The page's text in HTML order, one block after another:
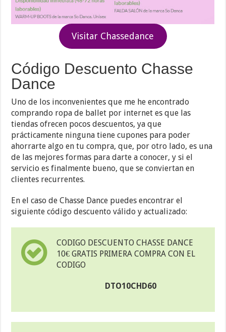
Visitar Chassedance
Código Descuento Chasse
Dance
Uno de los inconvenientes que me he encontrado
comprando ropa de ballet por internet es que las
tiendas ofrecen pocos descuentos, ya que
prácticamente ninguna tiene cupones para poder
ahorrarte algo en tu compra, que, por otro lado, es una
de las mejores formas para darte a conocer, y si el
servicio es finalmente bueno, que se conviertan en
clientes recurrentes.
En el caso de Chasse Dance puedes encontrar el
siguiente código descuento válido y actualizado:
CODIGO DESCUENTO CHASSE DANCE
10€ GRATIS PRIMERA COMPRA CON EL
CODIGO
DTO10CHD60